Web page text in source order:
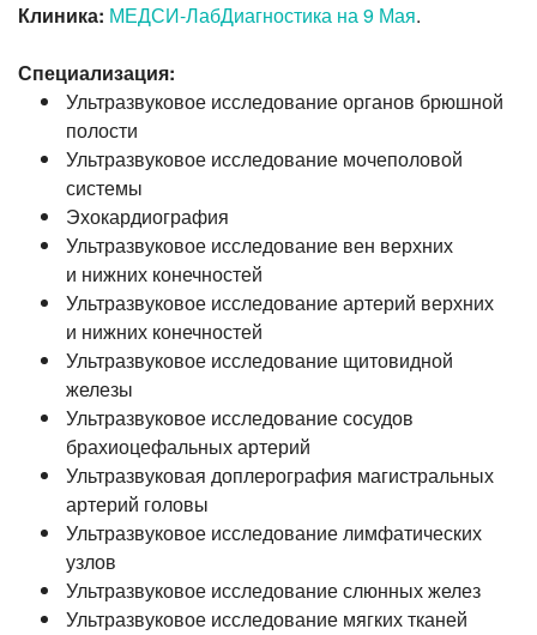
Клиника: МЕДСИ-ЛабДиагностика на 9 Мая.
Специализация:
Ультразвуковое исследование органов брюшной
полости
Ультразвуковое исследование мочеполовой
системы
Эхокардиография
Ультразвуковое исследование вен верхних
и нижних конечностей
Ультразвуковое исследование артерий верхних
и нижних конечностей
Ультразвуковое исследование щитовидной
железы
Ультразвуковое исследование сосудов
брахиоцефальных артерий
Ультразвуковая доплерография магистральных
артерий головы
Ультразвуковое исследование лимфатических
узлов
Ультразвуковое исследование слюнных желез
Ультразвуковое исследование мягких тканей